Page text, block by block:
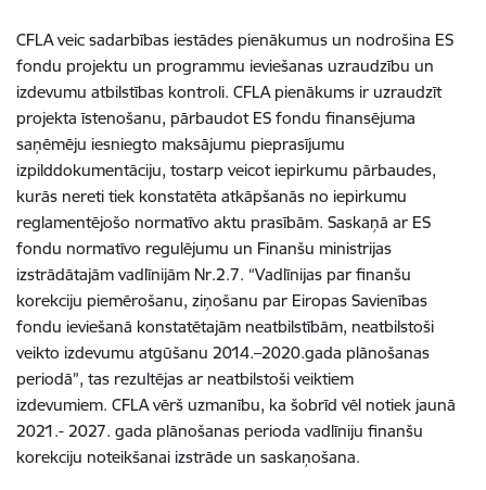
CFLA veic sadarbības iestādes pienākumus un nodrošina ES
fondu projektu un programmu ieviešanas uzraudzību un
izdevumu atbilstības kontroli. CFLA pienākums ir uzraudzīt
projekta īstenošanu, pārbaudot ES fondu finansējuma
saņēmēju iesniegto maksājumu pieprasījumu
izpilddokumentāciju, tostarp veicot iepirkumu pārbaudes,
kurās nereti tiek konstatēta atkāpšanās no iepirkumu
reglamentējošo normatīvo aktu prasībām. Saskaņā ar ES
fondu normatīvo regulējumu un Finanšu ministrijas
izstrādātajām vadlīnijām Nr.2.7. “Vadlīnijas par finanšu
korekciju piemērošanu, ziņošanu par Eiropas Savienības
fondu ieviešanā konstatētajām neatbilstībām, neatbilstoši
veikto izdevumu atgūšanu 2014.–2020.gada plānošanas
periodā”, tas rezultējas ar neatbilstoši veiktiem
izdevumiem. CFLA vērš uzmanību, ka šobrīd vēl notiek jaunā
2021.- 2027. gada plānošanas perioda vadlīniju finanšu
korekciju noteikšanai izstrāde un saskaņošana.